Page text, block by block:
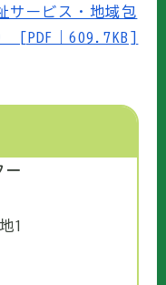
サービス・地域包
[PDF｜609.7KB]
ー
1